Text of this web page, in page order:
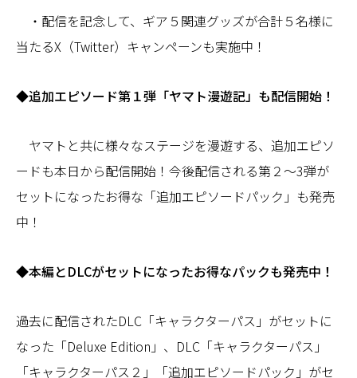
・配信を記念して、ギア５関連グッズが合計５名様に
当たるX（Twitter）キャンペーンも実施中！
◆追加エピソード第１弾「ヤマト漫遊記」も配信開始！
ヤマトと共に様々なステージを漫遊する、追加エピソ
ードも本日から配信開始！今後配信される第２～3弾が
セットになったお得な「追加エピソードパック」も発売
中！
◆本編とDLCがセットになったお得なパックも発売中！
過去に配信されたDLC「キャラクターパス」がセットに
なった「Deluxe Edition」、DLC「キャラクターパス」
「キャラクターパス２」「追加エピソードパック」がセ